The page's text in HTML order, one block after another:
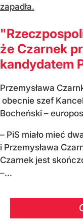
zapadła.
że Czarnek
kandydatem
Przemysława
obecnie szef
Bocheński –
– PiS miało mieć
i Przemysława
Czarnek jest
–...